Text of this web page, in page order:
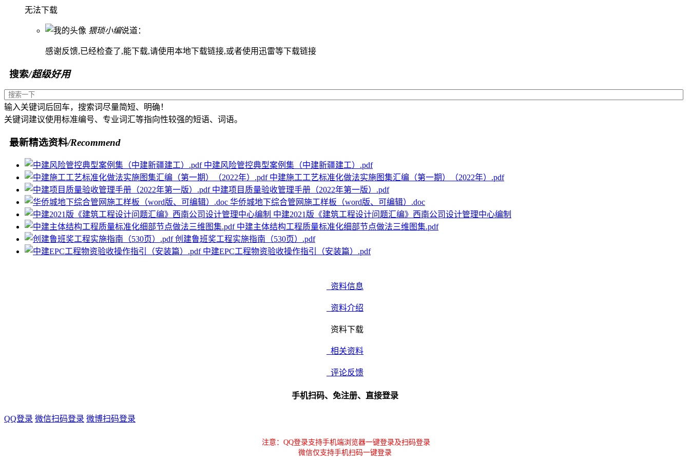
无法下载
猥琐小编说道：
感谢反馈,已经检查了,能下载,请使用本地下载链接,或者使用迅雷等下载链接
搜索/超级好用
输入关键词后回车，搜索词尽量简短、明确！
关键词建议使用标准编号、专业词汇等指向性较强的短语、词语。
最新精选资料/Recommend
中建风险管控典型案例集（中建新疆建工）.pdf
中建施工工艺标准化做法实施图集汇编（第一期）（2022年）.pdf
中建项目质量验收管理手册（2022年第一版）.pdf
华侨城地下综合管网施工样板（word版、可编辑）.doc
中建2021版《建筑工程设计问题汇编》西南公司设计管理中心编制
中建主体结构工程质量标准化细部节点做法三维图集.pdf
创建鲁班奖工程实施指南（530页）.pdf
中建EPC工程物资验收操作指引（安装篇）.pdf
资料信息
资料介绍
资料下载
相关资料
评论反馈
手机扫码、免注册、直接登录
QQ登录 微信扫码登录 微博扫码登录
注意：QQ登录支持手机端浏览器一键登录及扫码登录
微信仅支持手机扫码一键登录